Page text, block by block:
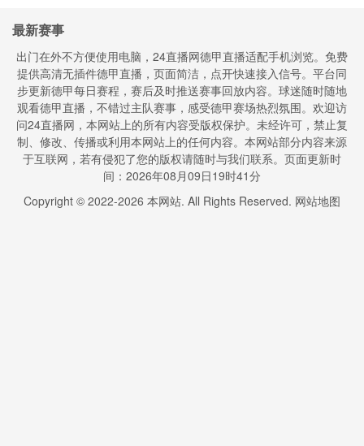
最新赛事
出门在外不方便使用电脑，24直播网德甲直播适配手机浏览。免费
提供高清无插件德甲直播，页面简洁，点开快速接入信号。平台同
步更新德甲每日赛程，赛后及时推送赛事回放内容。球迷随时随地
观看德甲直播，不错过主队赛事，感受德甲赛场热烈氛围。欢迎访
问24直播网，本网站上的所有内容受版权保护。未经许可，禁止复
制、修改、传播或利用本网站上的任何内容。本网站部分内容来源
于互联网，若有侵犯了您的版权请随时与我们联系。页面更新时
间：2026年08月09日19时41分
Copyright © 2022-2026 本网站. All Rights Reserved. 网站地图